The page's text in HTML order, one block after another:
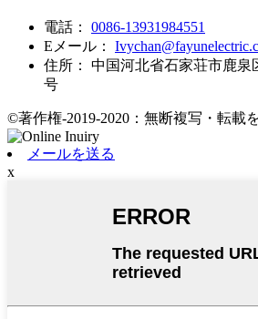
電話：
0086-13931984551
Eメール：
住所：
中国河北省石家荘市鹿泉
号
©著作権-2019-2020：無断複写・転載
メールを送る
x